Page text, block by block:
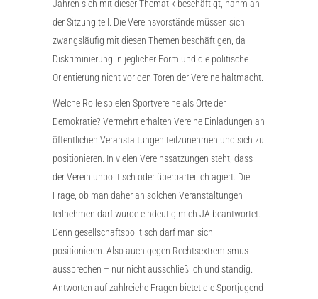
Jahren sich mit dieser Thematik beschäftigt, nahm an
der Sitzung teil. Die Vereinsvorstände müssen sich
zwangsläufig mit diesen Themen beschäftigen, da
Diskriminierung in jeglicher Form und die politische
Orientierung nicht vor den Toren der Vereine haltmacht.
Welche Rolle spielen Sportvereine als Orte der
Demokratie? Vermehrt erhalten Vereine Einladungen an
öffentlichen Veranstaltungen teilzunehmen und sich zu
positionieren. In vielen Vereinssatzungen steht, dass
der Verein unpolitisch oder überparteilich agiert. Die
Frage, ob man daher an solchen Veranstaltungen
teilnehmen darf wurde eindeutig mich JA beantwortet.
Denn gesellschaftspolitisch darf man sich
positionieren. Also auch gegen Rechtsextremismus
aussprechen – nur nicht ausschließlich und ständig.
Antworten auf zahlreiche Fragen bietet die Sportjugend